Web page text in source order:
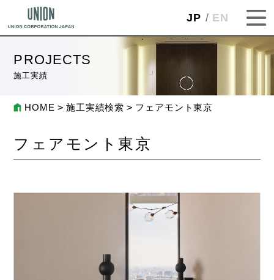
JP EN
PROJECTS
施工実績
HOME 施工実績検索 フェアモント東京
フェアモント東京